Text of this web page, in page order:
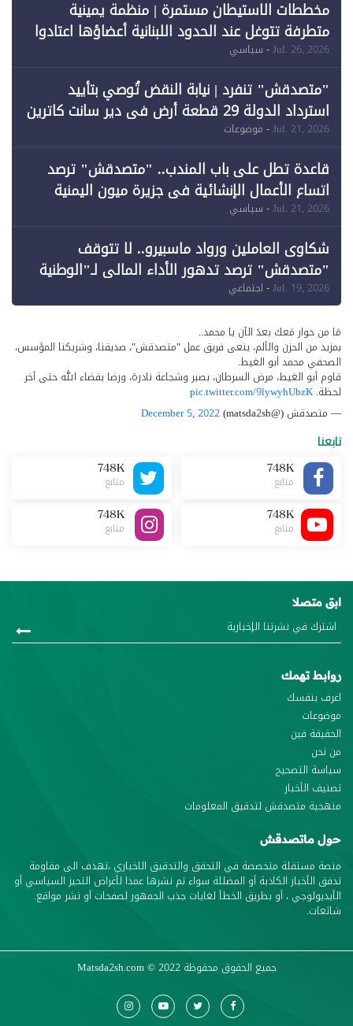
مخططات الاستيطان مستمرة | منظمة يمينية
متطرفة تتوغل عند الحدود اللبنانية أعضاؤها اعتادوا
خرق الحدود
Jul. 26, 2026- سياسي
"متصدقش" تنفرد | نيابة النقض تُوصي بتأييد
استرداد الدولة 29 قطعة أرض في دير سانت كاترين
وقبول طعن الحكومة جزئيًا (1)
Jul. 21, 2026- موضوعات
قاعدة تطل على باب المندب.. "متصدقش" ترصد
اتساع الأعمال الإنشائية في جزيرة ميون اليمنية
Jul. 21, 2026- سياسي
شكاوى العاملين ورواد ماسبيرو.. لا تتوقف
"متصدقش" ترصد تدهور الأداء المالي لـ"الوطنية
للإعلام"
Jul. 19, 2026- اجتماعي
مَا من حوار مَعك بعدَ الآن يا محمد..
بمزيد من الحزن والألم، ينعى فريق عمل "متصدقش"، صديقنا، وشريكنا المؤسس،
الصحفي محمد أبو الغيط.
قاوم أبو الغيط، مرض السرطان، بصبر وشجاعة نادرة، ورضا بقضاء الله حتى آخر
لحظة. pic.twitter.com/9lywyhUbzK
— متصدقش (@matsda2sh)
December 5, 2022
تابعنا
748K
متابع
748K
متابع
748K
متابع
748K
متابع
ابق متصلا
روابط تهمك
اعرف بنفسك
موضوعات
الحقيقة فين
من نحن
سياسة التصحيح
تصنيف الأخبار
منهجية متصدقش لتدقيق المعلومات
حول ماتصدقش
منصة مستقلة متخصصة في التحقق والتدقيق الاخباري ،تهدف الى مقاومة
تدفق الأخبار الكاذبة أو المضللة سواء تم نشرها عمدا لأغراض التحيز السياسي أو
الأيديولوجي ، أو بطريق الخطأ لغايات جذب الجمهور لصفحات أو نشر مواقع.
شائعات.
جميع الحقوق محفوظة Matsda2sh.com© 2022